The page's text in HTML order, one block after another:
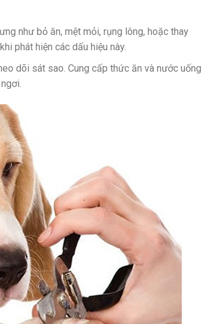
như bỏ ăn, mệt mỏi, rụng lông, hoặc thay
phát hiện các dấu hiệu này.
dõi sát sao. Cung cấp thức ăn và nước uống